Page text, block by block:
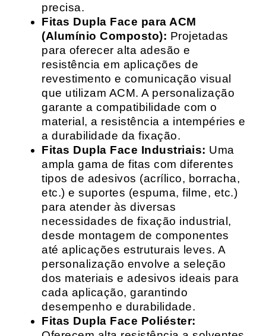
precisa.
Fitas Dupla Face para ACM
(Alumínio Composto): Projetadas
para oferecer alta adesão e
resistência em aplicações de
revestimento e comunicação visual
que utilizam ACM. A personalização
garante a compatibilidade com o
material, a resistência a intempéries e
a durabilidade da fixação.
Fitas Dupla Face Industriais: Uma
ampla gama de fitas com diferentes
tipos de adesivos (acrílico, borracha,
etc.) e suportes (espuma, filme, etc.)
para atender às diversas
necessidades de fixação industrial,
desde montagem de componentes
até aplicações estruturais leves. A
personalização envolve a seleção
dos materiais e adesivos ideais para
cada aplicação, garantindo
desempenho e durabilidade.
Fitas Dupla Face Poliéster: